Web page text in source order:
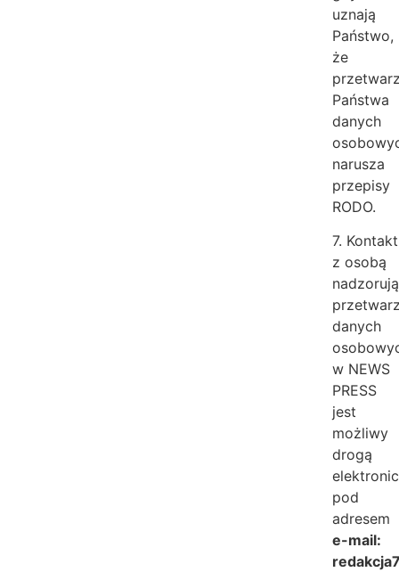
uznają
Państwo,
że
Państwa
danych
narusza
przepisy
RODO.
7. Kontakt
z osobą
danych
w NEWS
PRESS
jest
możliwy
drogą
pod
adresem
e-mail: